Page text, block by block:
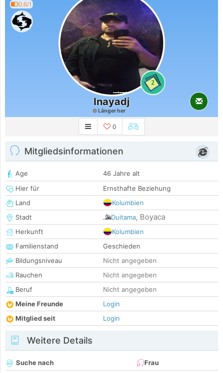
0.6/1
2
Inayadj
Länger her
0
Mitgliedsinformationen
Age
46 Jahre alt
Hier für
Ernsthafte Beziehung
Land
Kolumbien
Stadt
Duitama, Boyaca
Herkunft
Kolumbien
Familienstand
Geschieden
Bildungsniveau
Nicht angegeben
Rauchen
Nicht angegeben
Beruf
Nicht angegeben
Meine Freunde
Login
Mitglied seit
Login
Weitere Details
Suche nach
Frau